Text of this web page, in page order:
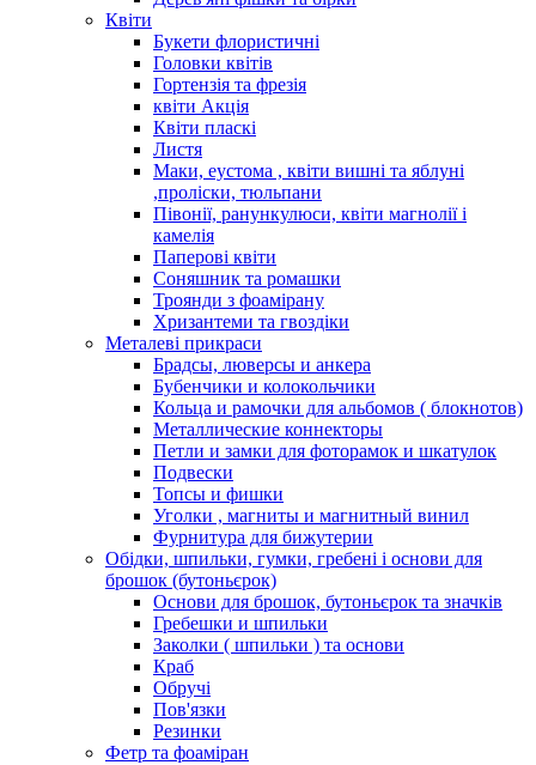
Квіти
Букети флористичні
Головки квітів
Гортензія та фрезія
квіти Акція
Квіти пласкі
Листя
Маки, еустома , квіти вишні та яблуні
,проліски, тюльпани
Півонії, ранункулюси, квіти магнолії і
камелія
Паперові квіти
Соняшник та ромашки
Троянди з фоамірану
Хризантеми та гвоздіки
Металеві прикраси
Брадсы, люверсы и анкера
Бубенчики и колокольчики
Кольца и рамочки для альбомов ( блокнотов)
Металлические коннекторы
Петли и замки для фоторамок и шкатулок
Подвески
Топсы и фишки
Уголки , магниты и магнитный винил
Фурнитура для бижутерии
Обідки, шпильки, гумки, гребені і основи для
брошок (бутоньєрок)
Основи для брошок, бутоньєрок та значків
Гребешки и шпильки
Заколки ( шпильки ) та основи
Краб
Обручі
Пов'язки
Резинки
Фетр та фоаміран